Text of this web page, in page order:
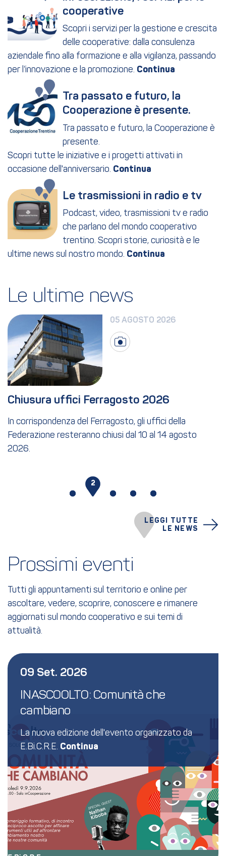
cooperative
Scopri i servizi per la gestione e crescita
delle cooperative: dalla consulenza
aziendale fino alla formazione e alla vigilanza, passando
per l’innovazione e la promozione.
Tra passato e futuro, la
Cooperazione è presente.
Tra passato e futuro, la Cooperazione è
presente.
Scopri tutte le iniziative e i progetti attivati in
occasione dell'anniversario.
Le trasmissioni in radio e tv
Podcast, video, trasmissioni tv e radio
che parlano del mondo cooperativo
trentino. Scopri storie, curiosità e le
ultime news sul nostro mondo.
Le ultime news
LEGGI TUTTE
LE NEWS
05 AGOSTO 2026
Chiusura uffici Ferragosto 2026
In corrispondenza del Ferragosto, gli uffici della
Federazione resteranno chiusi dal 10 al 14 agosto
2026.
2
Prossimi eventi
Tutti gli appuntamenti sul territorio e online per
ascoltare, vedere, scoprire, conoscere e rimanere
aggiornati sul mondo cooperativo e sui temi di
attualità.
09 Set. 2026
INASCOOLTO: Comunità che
cambiano
La nuova edizione dell'evento organizzato da
E.Bi.C.R.E.